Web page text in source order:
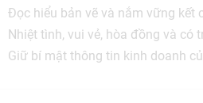
Đọc hiểu bản vẽ và nắm vững kết
Nhiệt tình, vui vẻ, hòa đồng và có
Giữ bí mật thông tin kinh doanh